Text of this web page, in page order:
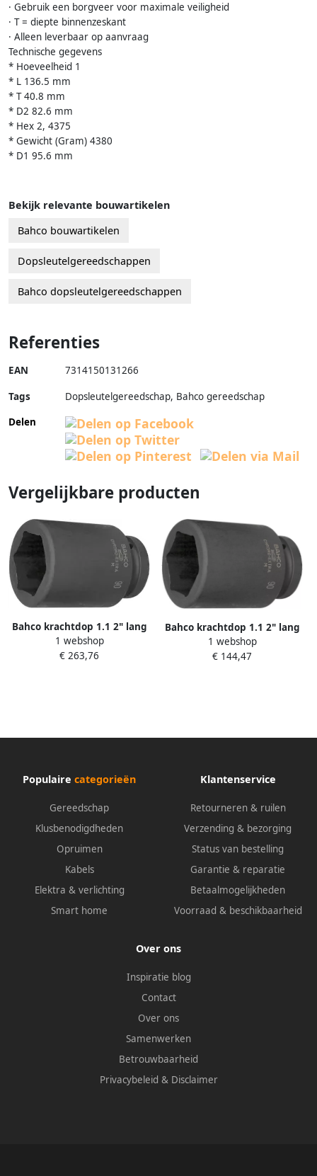
· Gebruik een borgveer voor maximale veiligheid
· T = diepte binnenzeskant
· Alleen leverbaar op aanvraag
Technische gegevens
* Hoeveelheid 1
* L 136.5 mm
* T 40.8 mm
* D2 82.6 mm
* Hex 2, 4375
* Gewicht (Gram) 4380
* D1 95.6 mm
Bekijk relevante bouwartikelen
Bahco bouwartikelen
Dopsleutelgereedschappen
Bahco dopsleutelgereedschappen
Referenties
EAN 7314150131266
Tags
Dopsleutelgereedschap, Bahco gereedschap
Delen
Vergelijkbare producten
Bahco krachtdop 1.1 2" lang
2.11 16" | K9806Z-2.11 16
1 webshop
€ 263,76
Bahco krachtdop 1.1 2" lang
1.11 16" | K9806Z-1.11 16
1 webshop
€ 144,47
Populaire categorieën
Gereedschap
Klusbenodigdheden
Opruimen
Kabels
Elektra & verlichting
Smart home
Klantenservice
Retourneren & ruilen
Verzending & bezorging
Status van bestelling
Garantie & reparatie
Betaalmogelijkheden
Voorraad & beschikbaarheid
Over ons
Inspiratie blog
Contact
Over ons
Samenwerken
Betrouwbaarheid
Privacybeleid & Disclaimer